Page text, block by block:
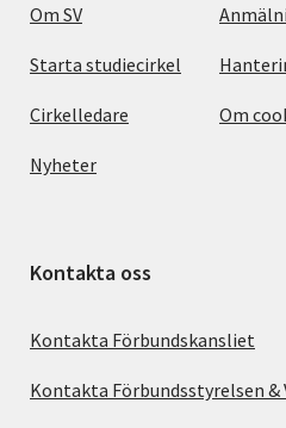
Om SV
Starta studiecirkel
Cirkelledare
Nyheter
Om
Kontakta oss
Kontakta Förbundskansliet
Kontakta Förbundsstyrelsen &